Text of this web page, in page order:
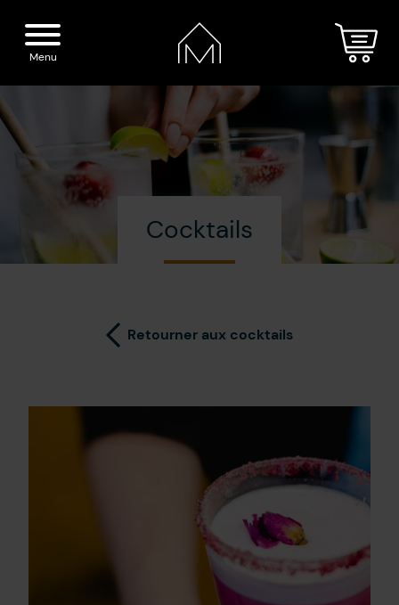
Accueil
Nos spiritueux
Boutique
Menu
Cocktails
Retourner aux cocktails